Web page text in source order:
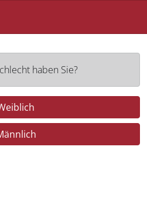
haben Sie?